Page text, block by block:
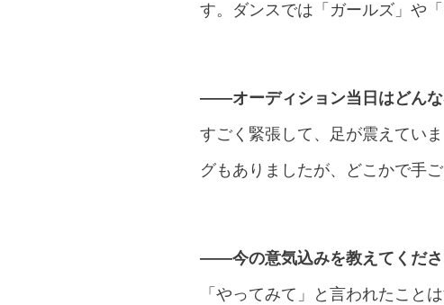
す。ダンスでは「ガールズ」や
――オーディション当日はどんな
すごく緊張して、足が震えてい
グもありましたが、どこかで手
――今の意気込みを教えてくださ
「やってみて」と言われたこと